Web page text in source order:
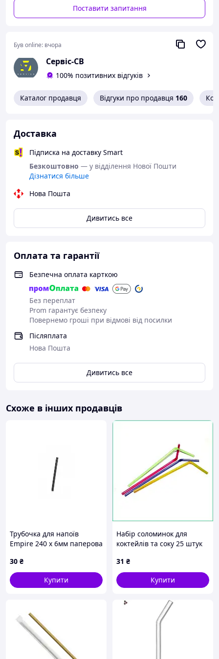
- підходить для одноразового використання;
— виготовлена з безпечних матеріалів.
Поставити запитання
Був online: вчора
Сервіс-СВ
100% позитивних відгуків
Каталог продавця Відгуки про продавця 160
Доставка
Підписка на доставку Smart
Безкоштовно — у відділення Нової Пошти
Дізнатися більше
Нова Пошта
Дивитись все
Оплата та гарантії
Безпечна оплата карткою
Без переплат
Prom гарантує безпеку
Повернемо гроші при відмові від посилки
Післяплата
Нова Пошта
Дивитись все
Схоже в інших продавців
Трубочка для напоїв
Empire 240 x 6мм паперова
30 ₴
Купити
Набір соломинок для
коктейлів та соку 25 штук
трубочки святковий декор
для напоїв
31 ₴
Купити